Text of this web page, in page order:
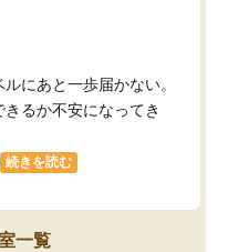
にあと一歩届かない。
るか不安になってき
続きを読む
一覧